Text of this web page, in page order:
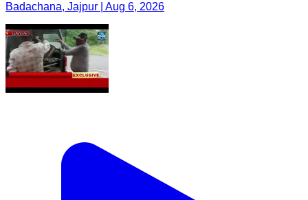
Badachana, Jajpur | Aug 6, 2026